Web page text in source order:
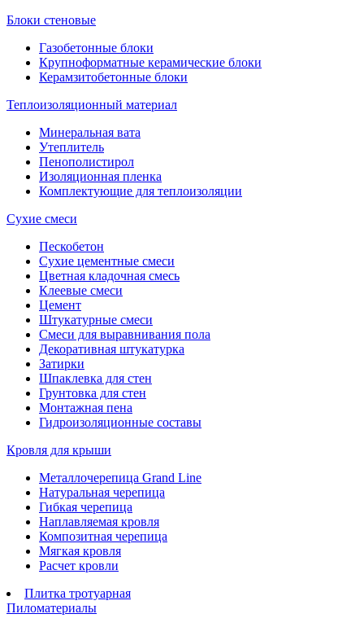
Блоки стеновые
Газобетонные блоки
Крупноформатные керамические блоки
Керамзитобетонные блоки
Теплоизоляционный материал
Минеральная вата
Утеплитель
Пенополистирол
Изоляционная пленка
Комплектующие для теплоизоляции
Сухие смеси
Пескобетон
Сухие цементные смеси
Цветная кладочная смесь
Клеевые смеси
Цемент
Штукатурные смеси
Смеси для выравнивания пола
Декоративная штукатурка
Затирки
Шпаклевка для стен
Грунтовка для стен
Монтажная пена
Гидроизоляционные составы
Кровля для крыши
Металлочерепица Grand Line
Натуральная черепица
Гибкая черепица
Наплавляемая кровля
Композитная черепица
Мягкая кровля
Расчет кровли
Плитка тротуарная
Пиломатериалы